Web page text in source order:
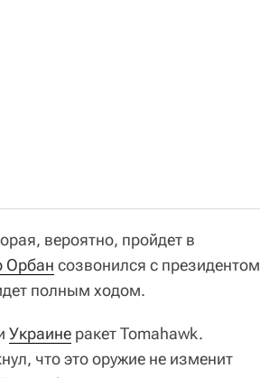
вероятно, пройдет в
Орбан созвонился с президентом
полным ходом.
Украине ракет Tomahawk.
что это оружие не изменит